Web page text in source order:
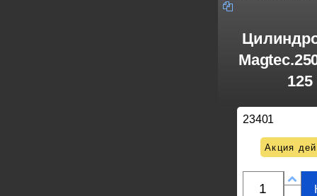
23401
Акция